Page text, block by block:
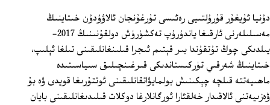
دۇنيا ئۇيغۇر قۇرۇلتىيى رەئىسى تۇرغۇنجان ئالاۋۇدۇن خىتاينىڭ
مەسىلىلەرنى ئارقىغا ياندۇرۇپ تەكشۈرۈش دولقۇنىنىڭ 2017-
يىلدىكى چوڭ تۇتقۇندا بىر قېتىم ئىجرا قىلىنغانلىقىنى تىلغا ئېلىپ،
خىتاينىڭ شەرقىي تۈركىستاندىكى قىرغىنچىلىق سىياسىتىدە
ماھىيەتتە قىلچە چېكىنىش بولمايۋاتقانلىقىنى ئوتتۇرىغا قويدى ۋە بۇ
ۋەزىيەتنى ئالاقىدار خەلقئارا ئورگانلارغا دوكلات قىلىدىغانلىقىنى بايان